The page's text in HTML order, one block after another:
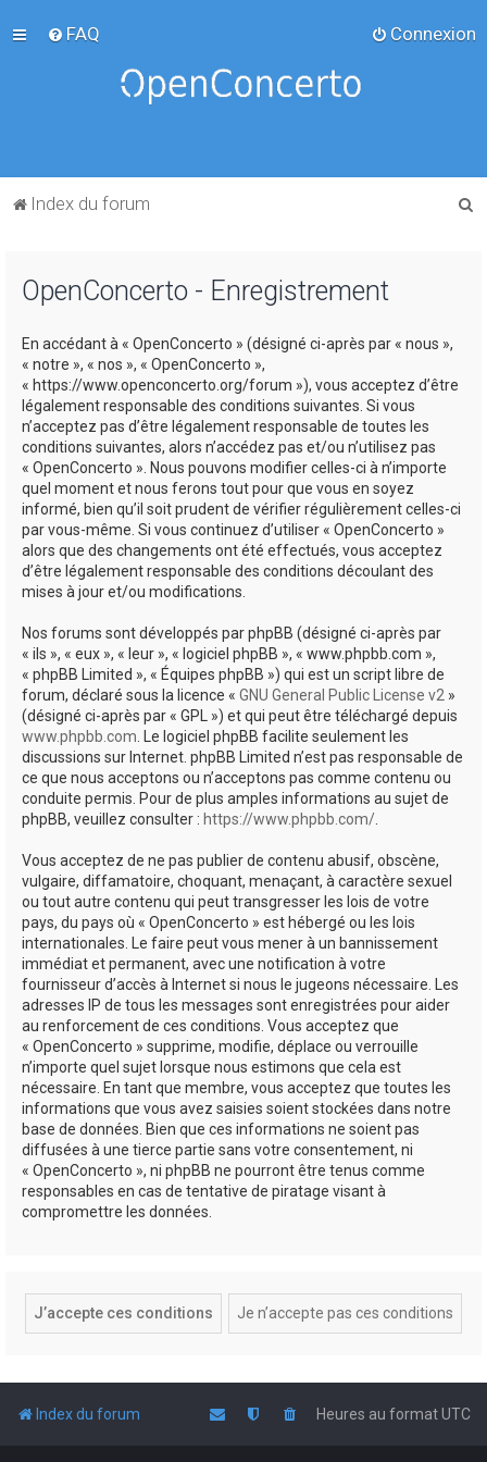
FAQ Connexion
Index du forum
OpenConcerto - Enregistrement
En accédant à « OpenConcerto » (désigné ci-après par « nous »,
« notre », « nos », « OpenConcerto »,
« https://www.openconcerto.org/forum »), vous acceptez d’être
légalement responsable des conditions suivantes. Si vous
n’acceptez pas d’être légalement responsable de toutes les
conditions suivantes, alors n’accédez pas et/ou n’utilisez pas
« OpenConcerto ». Nous pouvons modifier celles-ci à n’importe
quel moment et nous ferons tout pour que vous en soyez
informé, bien qu’il soit prudent de vérifier régulièrement celles-ci
par vous-même. Si vous continuez d’utiliser « OpenConcerto »
alors que des changements ont été effectués, vous acceptez
d’être légalement responsable des conditions découlant des
mises à jour et/ou modifications.
Nos forums sont développés par phpBB (désigné ci-après par
« ils », « eux », « leur », « logiciel phpBB », « www.phpbb.com »,
« phpBB Limited », « Équipes phpBB ») qui est un script libre de
forum, déclaré sous la licence « GNU General Public License v2 »
(désigné ci-après par « GPL ») et qui peut être téléchargé depuis
www.phpbb.com. Le logiciel phpBB facilite seulement les
discussions sur Internet. phpBB Limited n’est pas responsable de
ce que nous acceptons ou n’acceptons pas comme contenu ou
conduite permis. Pour de plus amples informations au sujet de
phpBB, veuillez consulter : https://www.phpbb.com/.
Vous acceptez de ne pas publier de contenu abusif, obscène,
vulgaire, diffamatoire, choquant, menaçant, à caractère sexuel
ou tout autre contenu qui peut transgresser les lois de votre
pays, du pays où « OpenConcerto » est hébergé ou les lois
internationales. Le faire peut vous mener à un bannissement
immédiat et permanent, avec une notification à votre
fournisseur d’accès à Internet si nous le jugeons nécessaire. Les
adresses IP de tous les messages sont enregistrées pour aider
au renforcement de ces conditions. Vous acceptez que
« OpenConcerto » supprime, modifie, déplace ou verrouille
n’importe quel sujet lorsque nous estimons que cela est
nécessaire. En tant que membre, vous acceptez que toutes les
informations que vous avez saisies soient stockées dans notre
base de données. Bien que ces informations ne soient pas
diffusées à une tierce partie sans votre consentement, ni
« OpenConcerto », ni phpBB ne pourront être tenus comme
responsables en cas de tentative de piratage visant à
compromettre les données.
Index du forum Heures au formatUTC